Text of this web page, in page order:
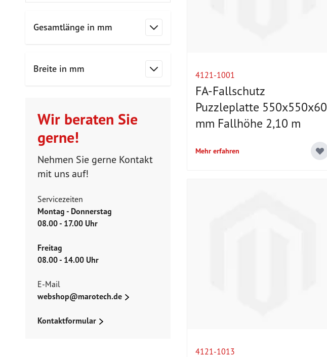
Gesamtlänge in mm
Breite in mm
Wir beraten Sie
gerne!
Nehmen Sie gerne Kontakt
mit uns auf!
Servicezeiten
Montag - Donnerstag
08.00 - 17.00 Uhr
Freitag
08.00 - 14.00 Uhr
E-Mail
webshop@marotech.de
Kontaktformular
4121-1001
FA-Fallschutz
Puzzleplatte 550x550x60
mm Fallhöhe 2,10 m
Mehr erfahren
4121-1013